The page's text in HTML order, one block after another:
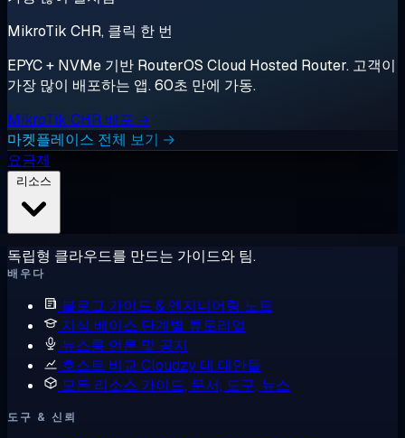
MikroTik CHR, 클릭 한 번
EPYC + NVMe 기반 RouterOS Cloud Hosted Router. 고객이
가장 많이 배포하는 앱. 60초 만에 가동.
MikroTik CHR 배포 →
마켓플레이스 전체 보기 →
요금제
독립형 클라우드를 만드는 가이드와 팀.
배우다
블로그 가이드 & 엔지니어링 노트
지식 베이스 단계별 튜토리얼
뉴스룸 언론 및 공지
호스트 비교 Cloudzy 대 대안들
모든 리소스 가이드, 문서, 도구, 뉴스
도구 & 신뢰